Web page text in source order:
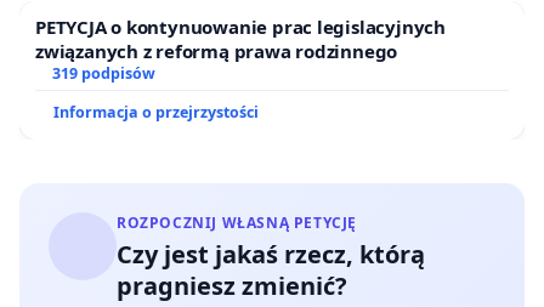
PETYCJA o kontynuowanie prac legislacyjnych
związanych z reformą prawa rodzinnego
319 podpisów
Informacja o przejrzystości
ROZPOCZNIJ WŁASNĄ PETYCJĘ
Czy jest jakaś rzecz, którą
pragniesz zmienić?